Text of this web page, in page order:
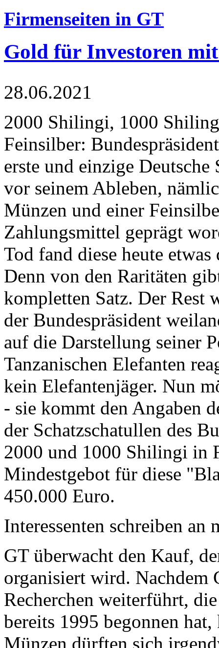
Firmenseiten in GT
Gold für Investoren
28.06.2021
2000 Shilingi, 1000
Feinsilber:
erste und einzige Deutsche
vor seinem Ableben,
Münzen und einer
Zahlungsmittel geprägt
Tod fand diese heute
Denn von den Raritäten
kompletten Satz. Der Rest
der Bundespräsident
auf die Darstellung seiner
Tanzanischen Elefanten
kein Elefantenjäger. Nun
- sie kommt den Angaben
der Schatzschatullen des
2000 und 1000 Shilingi in
Mindestgebot für diese
450.000 Euro.
Interessenten schreiben
GT überwacht den Kauf,
organisiert wird. Nachdem
Recherchen weiterführt,
bereits 1995 begonnen
Münzen dürften sich